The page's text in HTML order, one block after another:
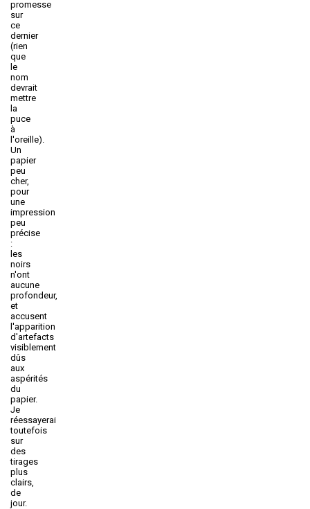
promesse
sur
ce
dernier
(rien
que
le
nom
devrait
mettre
la
puce
à
l'oreille).
Un
papier
peu
cher,
pour
une
impression
peu
précise
:
les
noirs
n'ont
aucune
profondeur,
et
accusent
l'apparition
d'artefacts
visiblement
dûs
aux
aspérités
du
papier.
Je
réessayerai
toutefois
sur
des
tirages
plus
clairs,
de
jour.